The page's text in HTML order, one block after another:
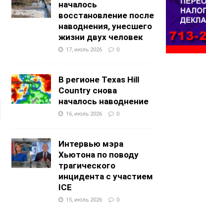
началось
восстановление после
наводнения, унесшего
жизни двух человек
17, июль 2026 0
В регионе Texas Hill
Country снова
началось наводнение
16, июль 2026 0
Интервью мэра
Хьютона по поводу
трагического
инцидента с участием
ICE
15, июль 2026 0